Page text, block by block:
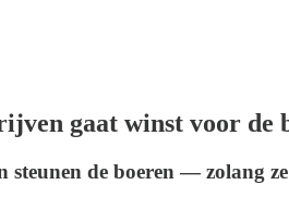
gaat winst voor de
steunen de boeren — zolang